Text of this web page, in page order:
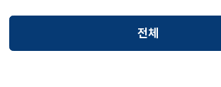
전체선택됨